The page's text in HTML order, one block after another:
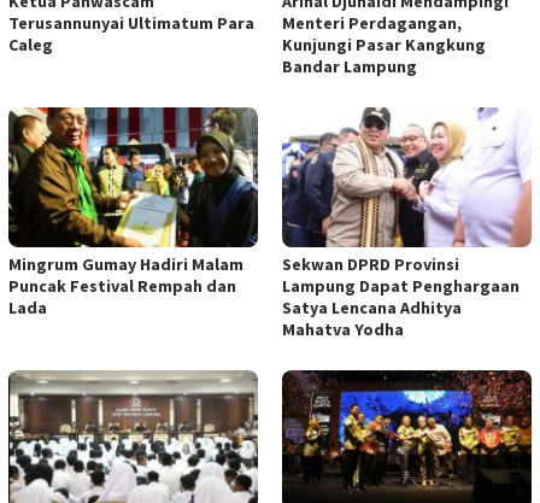
Terusannunyai Ultimatum Para
Caleg
Menteri Perdagangan,
Kunjungi Pasar Kangkung
Bandar Lampung
Mingrum Gumay Hadiri Malam
Puncak Festival Rempah dan
Lada
Sekwan DPRD Provinsi
Lampung Dapat Penghargaan
Satya Lencana Adhitya
Mahatva Yodha